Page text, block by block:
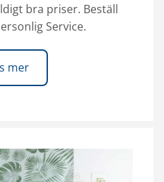
bra priser. Beställ
Service.
mer